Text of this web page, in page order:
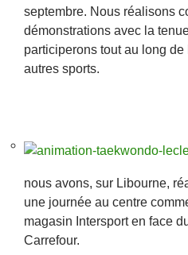
septembre. Nous réalisons
démonstrations avec la
participerons tout au long
autres sports.
nous avons, sur Libourne,
une journée au centre
magasin Intersport en face
Carrefour.